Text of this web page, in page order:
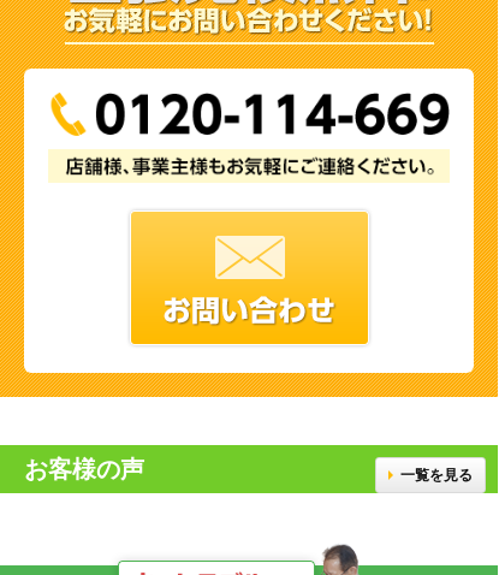
お客様の声 一覧を見る